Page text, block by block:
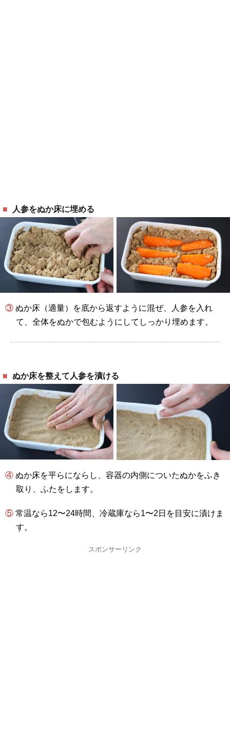
人参をぬか床に埋める
③ ぬか床（適量）を底から返すように混ぜ、人参を入れ
て、全体をぬかで包むようにしてしっかり埋めます。
ぬか床を整えて人参を漬ける
④ ぬか床を平らにならし、容器の内側についたぬかをふき
取り、ふたをします。
⑤ 常温なら12〜24時間、冷蔵庫なら1〜2日を目安に漬けま
す。
スポンサーリンク